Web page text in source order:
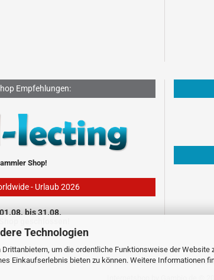
Technologien
um die ordentliche Funktionsweise der Website
Einkaufserlebnis bieten zu können. Weitere Informationen
Empfehlungen:
Shop!
- Urlaub 2026
bis 31.08.